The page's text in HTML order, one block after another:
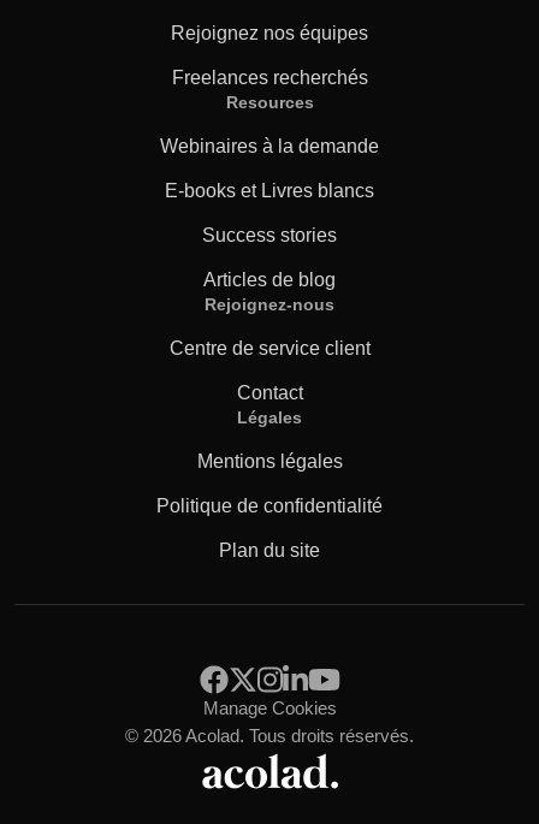
Rejoignez nos équipes
Freelances recherchés
Resources
Webinaires à la demande
E-books et Livres blancs
Success stories
Articles de blog
Rejoignez-nous
Centre de service client
Contact
Légales
Mentions légales
Politique de confidentialité
Plan du site
© 2026 Acolad. Tous droits réservés.
Manage Cookies